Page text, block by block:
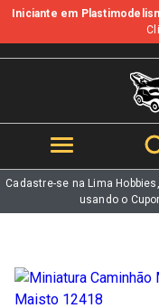
b
Iniciante em
Cadastre-se na Lima
usando o